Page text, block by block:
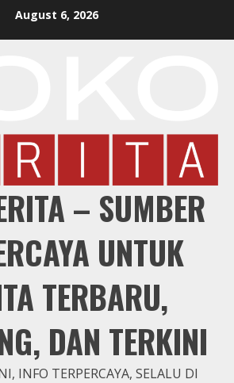
August 6, 2026
– SUMBER
UNTUK
TERBARU,
DAN TERKINI
INFO TERPERCAYA, SELALU DI